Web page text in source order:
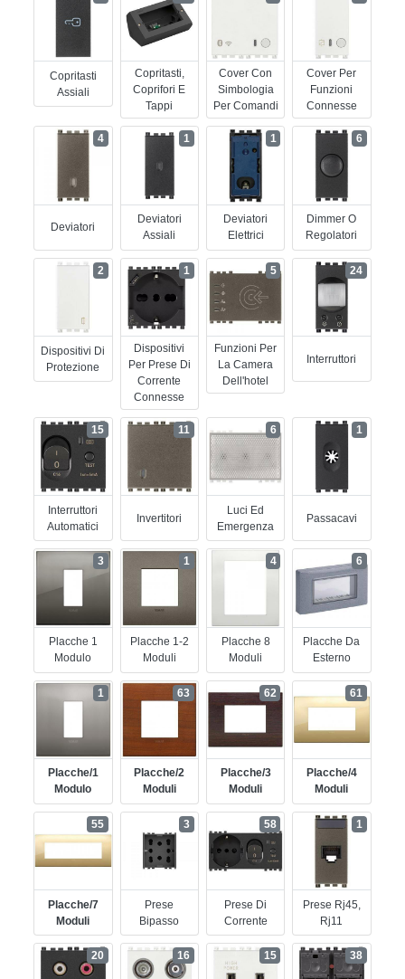
Copritasti
Assiali
Copritasti,
Coprifori E
Tappi
Cover Con
Simbologia
Per Comandi
Cover Per
Funzioni
Connesse
Deviatori
4
Deviatori
Assiali
1
Deviatori
Elettrici
1
Dimmer O
Regolatori
6
Dispositivi Di
Protezione
2
Dispositivi
Per Prese Di
Corrente
Connesse
1
Funzioni Per
La Camera
Dell'hotel
5
Interruttori
24
Interruttori
Automatici
15
Invertitori
11
Luci Ed
Emergenza
6
Passacavi
1
Placche 1
Modulo
3
Placche 1-2
Moduli
1
Placche 8
Moduli
4
Placche Da
Esterno
6
Placche/1
Modulo
1
Placche/2
Moduli
63
Placche/3
Moduli
62
Placche/4
Moduli
61
Placche/7
Moduli
55
Prese
Bipasso
3
Prese Di
Corrente
58
Prese Rj45,
Rj11
1
20 16 15 38